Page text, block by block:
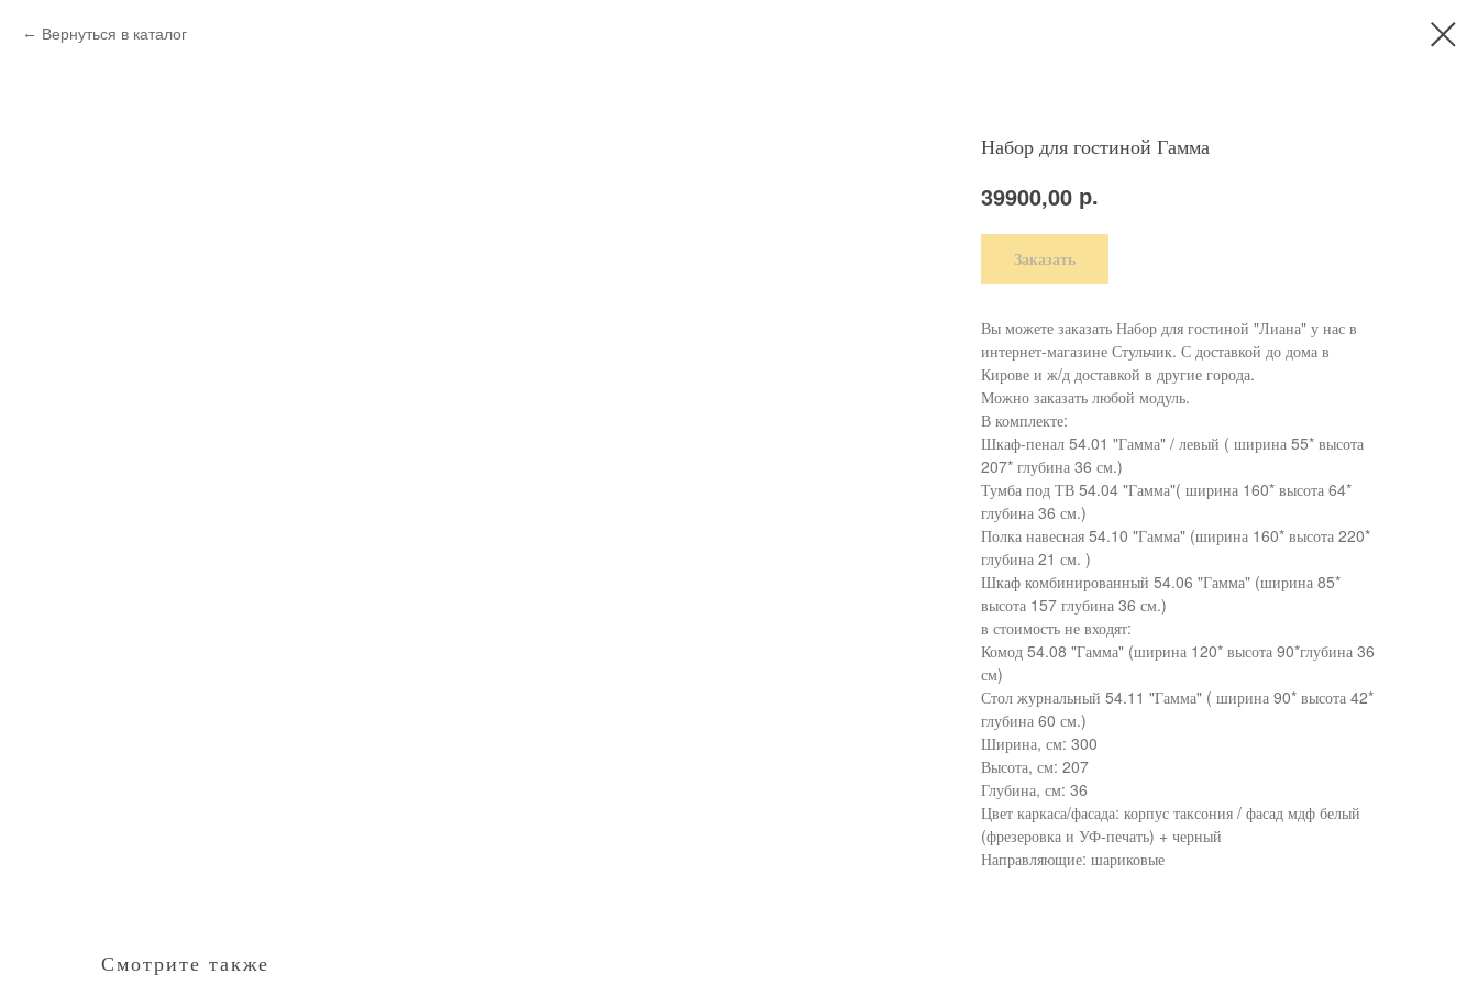
Вернуться в каталог
Набор для гостиной Гамма
39900,00 р.
Заказать
Вы можете заказать Набор для гостиной "Лиана" у нас в
интернет-магазине Стульчик. С доставкой до дома в
Кирове и ж/д доставкой в другие города.
Можно заказать любой модуль.
В комплекте:
Шкаф-пенал 54.01 "Гамма" / левый ( ширина 55* высота
207* глубина 36 см.)
Тумба под ТВ 54.04 "Гамма"( ширина 160* высота 64*
глубина 36 см.)
Полка навесная 54.10 "Гамма" (ширина 160* высота 220*
глубина 21 см. )
Шкаф комбинированный 54.06 "Гамма" (ширина 85*
высота 157 глубина 36 см.)
в стоимость не входят:
Комод 54.08 "Гамма" (ширина 120* высота 90*глубина 36
см)
Стол журнальный 54.11 "Гамма" ( ширина 90* высота 42*
глубина 60 см.)
Ширина, см: 300
Высота, см: 207
Глубина, см: 36
Цвет каркаса/фасада: корпус таксония / фасад мдф белый
(фрезеровка и УФ-печать) + черный
Направляющие: шариковые
Смотрите также